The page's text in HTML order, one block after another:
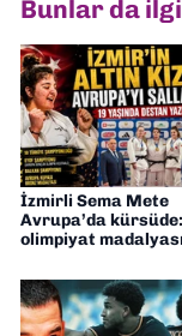
Bunlar da
İzmirli Sema Mete
Avrupa’da
olimpiyat madalyası